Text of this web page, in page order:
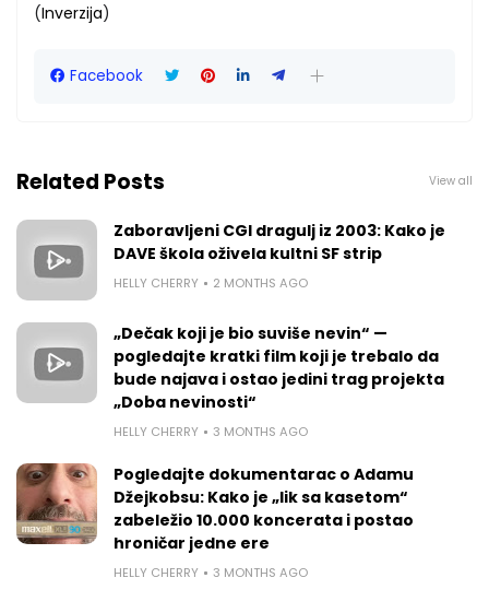
(Inverzija)
Facebook
Related Posts View all
Zaboravljeni CGI dragulj iz 2003: Kako je
DAVE škola oživela kultni SF strip
HELLY CHERRY 2 MONTHS AGO
„Dečak koji je bio suviše nevin“ —
pogledajte kratki film koji je trebalo da
bude najava i ostao jedini trag projekta
„Doba nevinosti“
HELLY CHERRY 3 MONTHS AGO
Pogledajte dokumentarac o Adamu
Džejkobsu: Kako je „lik sa kasetom“
zabeležio 10.000 koncerata i postao
hroničar jedne ere
HELLY CHERRY 3 MONTHS AGO